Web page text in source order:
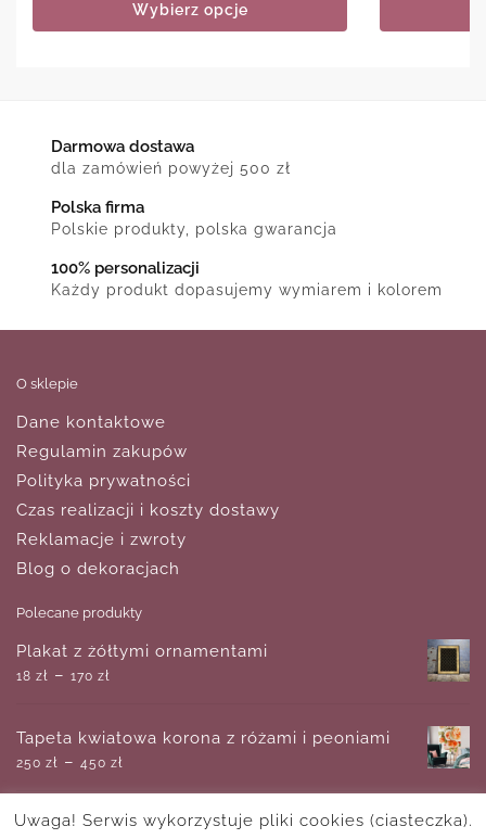
Wybierz opcje
Darmowa dostawa
dla zamówień powyżej 500 zł
Polska firma
Polskie produkty, polska gwarancja
100% personalizacji
Każdy produkt dopasujemy wymiarem i kolorem
O sklepie
Dane kontaktowe
Regulamin zakupów
Polityka prywatności
Czas realizacji i koszty dostawy
Reklamacje i zwroty
Blog o dekoracjach
Polecane produkty
Plakat z żółtymi ornamentami
18 zł – 170 zł
Tapeta kwiatowa korona z różami i peoniami
250 zł – 450 zł
Plakat z reprodukcją - kobieta i kot przy
Uwaga! Serwis wykorzystuje pliki cookies (ciasteczka).